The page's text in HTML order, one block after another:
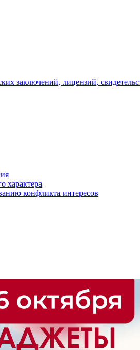
заключений, лицензий,
характера
конфликта интересов